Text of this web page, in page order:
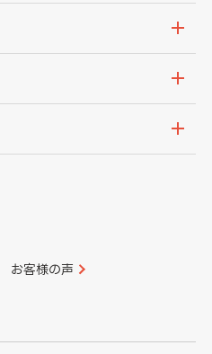
愛媛県
宮崎県
お客様の声